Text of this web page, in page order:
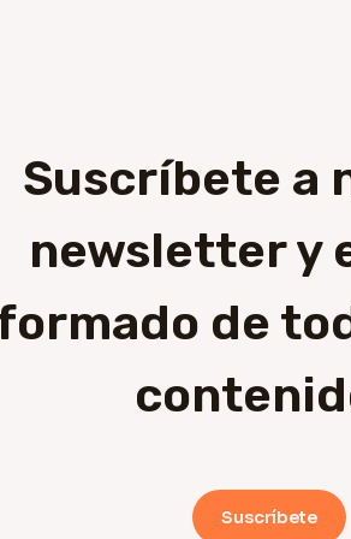
Suscríbete a
newsletter y
de
Suscríbete